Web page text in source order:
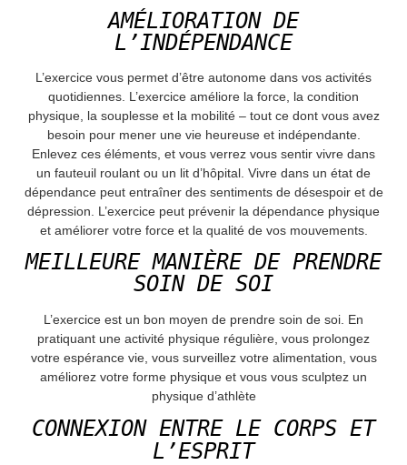
AMÉLIORATION DE
L’INDÉPENDANCE
L’exercice vous permet d’être autonome dans vos activités
quotidiennes. L’exercice améliore la force, la condition
physique, la souplesse et la mobilité – tout ce dont vous avez
besoin pour mener une vie heureuse et indépendante.
Enlevez ces éléments, et vous verrez vous sentir vivre dans
un fauteuil roulant ou un lit d’hôpital. Vivre dans un état de
dépendance peut entraîner des sentiments de désespoir et de
dépression. L’exercice peut prévenir la dépendance physique
et améliorer votre force et la qualité de vos mouvements.
MEILLEURE MANIÈRE DE PRENDRE
SOIN DE SOI
L’exercice est un bon moyen de prendre soin de soi. En
pratiquant une activité physique régulière, vous prolongez
votre espérance vie, vous surveillez votre alimentation, vous
améliorez votre forme physique et vous vous sculptez un
physique d’athlète
CONNEXION ENTRE LE CORPS ET
L’ESPRIT